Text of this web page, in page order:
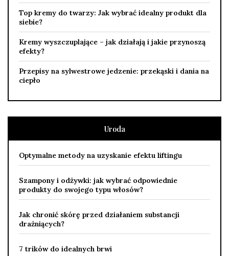
Top kremy do twarzy: Jak wybrać idealny produkt dla
siebie?
Kremy wyszczuplające – jak działają i jakie przynoszą
efekty?
Przepisy na sylwestrowe jedzenie: przekąski i dania na
ciepło
Uroda
Optymalne metody na uzyskanie efektu liftingu
Szampony i odżywki: jak wybrać odpowiednie
produkty do swojego typu włosów?
Jak chronić skórę przed działaniem substancji
drażniących?
7 trików do idealnych brwi